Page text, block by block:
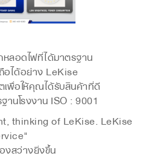
ลอดไฟที่ได้มาตรฐาน
อได้อย่าง LeKise
เพื่อให้คุณได้รับสินค้าที่ดี
นโรงงาน ISO : 9001
thinking of LeKise. LeKise
สว่างยิ่งขึ้น